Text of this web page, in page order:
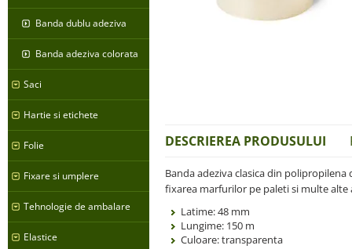
Banda dublu adeziva
Banda adeziva colorata
Saci
Hartie si etichete
Folie
Fixare si umplere
Tehnologie de ambalare
Elastice
DESCRIEREA PRODUSULUI
Banda adeziva clasica din
fixarea marfurilor pe paleti si multe alte
Latime: 48 mm
Lungime: 150 m
Culoare: transparenta